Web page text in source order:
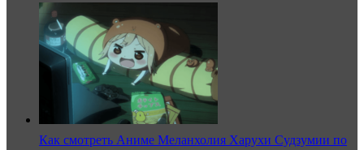
Как смотреть Аниме Меланхолия Харухи Судзумии по